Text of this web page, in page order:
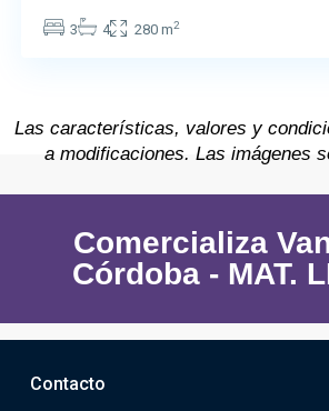
3 4 280 m2
Las características, valores y
a modificaciones. Las imágenes
Comercializa
Córdoba - MAT.
Contacto